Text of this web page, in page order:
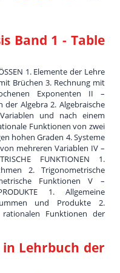
Band 1 - Table
1. Elemente der Lehre
Brüchen 3. Rechnung mit
Exponenten II –
der Algebra 2. Algebraische
und nach einem
Funktionen von zwei
hohen Graden 4. Systeme
mehreren Variablen IV –
FUNKTIONEN 1.
2. Trigonometrische
Funktionen V –
1. Allgemeine
und Produkte 2.
Funktionen der
in Lehrbuch der